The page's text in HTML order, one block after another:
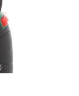
tracteur